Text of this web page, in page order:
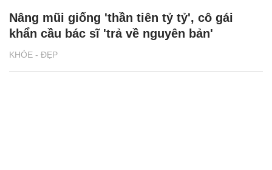
KHỎE - ĐẸP
Nâng mũi giống 'thần tiên tỷ tỷ', cô gái
khẩn cầu bác sĩ 'trả về nguyên bản'